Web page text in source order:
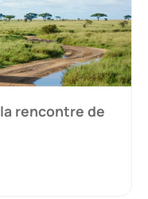
rencontre de